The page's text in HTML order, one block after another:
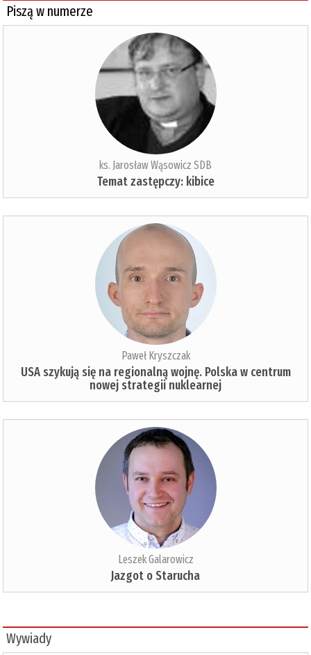
Piszą w numerze
ks. Jarosław Wąsowicz SDB
Temat zastępczy: kibice
Paweł Kryszczak
USA szykują się na regionalną wojnę. Polska w centrum
nowej strategii nuklearnej
Leszek Galarowicz
Jazgot o Starucha
Wywiady